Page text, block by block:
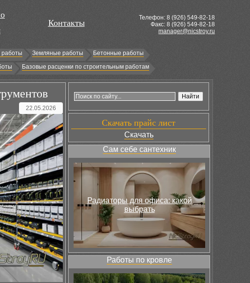
Контакты
Телефон: 8 (926) 549-82-18
Факс: 8 (926) 549-82-18
manager@nicstroy.ru
Земляные работы
Бетонные работы
Базовые расценки по строительным работам
22.05.2026
Скачать прайс лист
Скачать
Сам себе сантехник
Радиаторы для офиса: какой
выбрать
Работы по кровле